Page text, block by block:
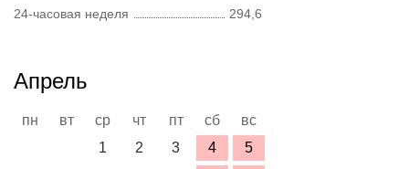
24-часовая неделя
294,6
Апрель
пн вт ср чт пт сб
вс
1
2 3 4
5